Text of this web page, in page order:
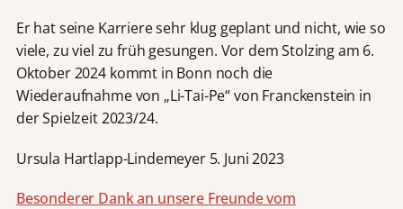
Er hat seine Karriere sehr klug geplant und nicht, wie so
viele, zu viel zu früh gesungen. Vor dem Stolzing am 6.
Oktober 2024 kommt in Bonn noch die
Wiederaufnahme von „Li-Tai-Pe“ von Franckenstein in
der Spielzeit 2023/24.
Ursula Hartlapp-Lindemeyer 5. Juni 2023
Besonderer Dank an unsere Freunde vom